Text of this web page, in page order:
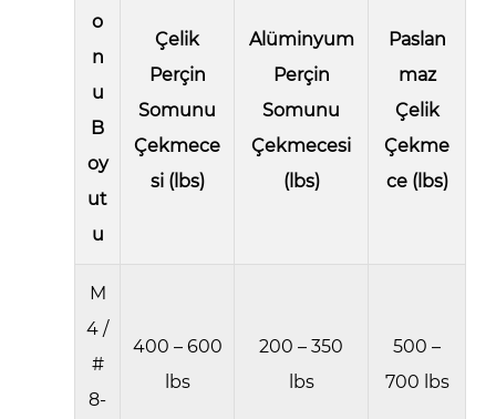
Kurulum
Kalitesi
Düşündüğünüzden
Daha
Büyük
Bir
Etkiye
Sahiptir
Düz
Başlı,
Havşa
Başlı
ve
o
n
u
B
oy
ut
u
Çelik
Perçin
Somunu
Çekmece
si (lbs)
Alüminyum
Perçin
Somunu
Çekmecesi
(lbs)
Paslan
maz
Çelik
Çekme
ce (lbs)
M
4 /
#
8-
400 – 600
lbs
200 – 350
lbs
500 –
700 lbs